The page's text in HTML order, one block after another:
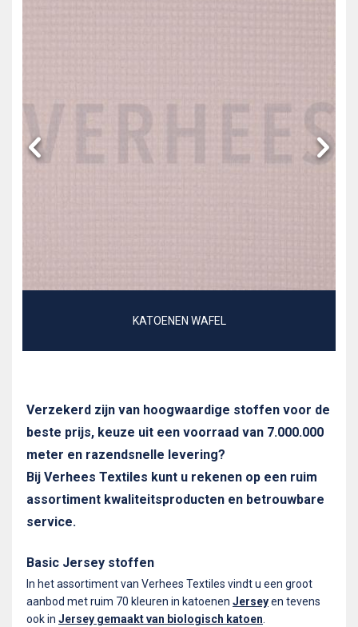
KATOENEN WAFEL
Verzekerd zijn van hoogwaardige stoffen voor de
beste prijs, keuze uit een voorraad van 7.000.000
meter en razendsnelle levering?
Bij Verhees Textiles kunt u rekenen op een ruim
assortiment kwaliteitsproducten en betrouwbare
service.
Basic Jersey stoffen
In het assortiment van Verhees Textiles vindt u een groot
aanbod met ruim 70 kleuren in katoenen Jerseyen tevens
ook in Jersey gemaakt van biologisch katoen.